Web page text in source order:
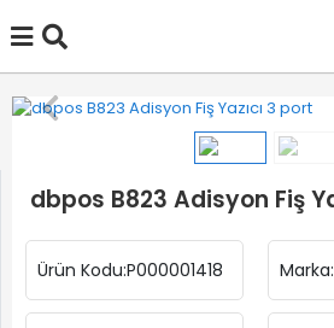
dbpos B823 Adisyon Fiş
Ürün Kodu:P000001418 Marka: